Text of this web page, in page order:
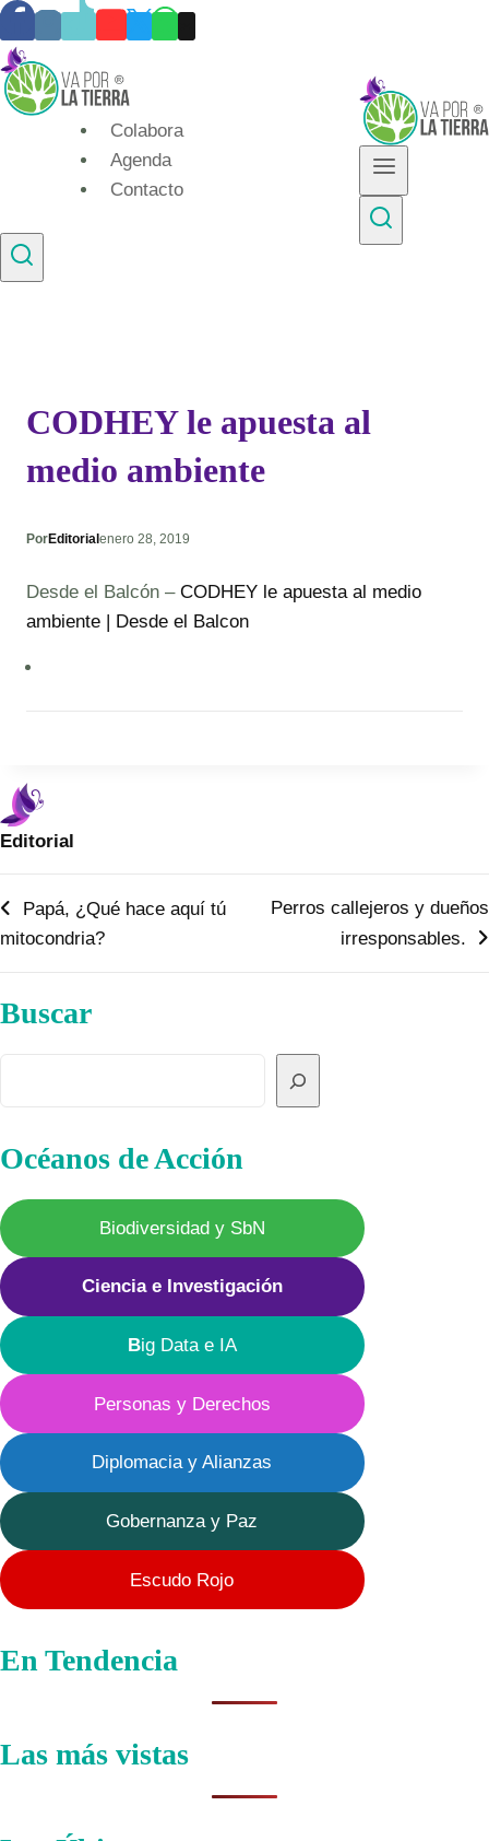
Skip
to
content
Colabora
Agenda
Contacto
CODHEY le apuesta al
medio ambiente
PorEditorialenero 28, 2019
Desde el Balcón – CODHEY le apuesta al medio
ambiente | Desde el Balcon
Editorial
Navegación
entradas
Papá, ¿Qué hace aquí tú
mitocondria?
Perros callejeros y dueños
irresponsables.
Buscar
Océanos de Acción
Biodiversidad y SbN
Ciencia e Investigación
Big Data e IA
Personas y Derechos
Diplomacia y Alianzas
Gobernanza y Paz
Escudo Rojo
En Tendencia
Las más vistas